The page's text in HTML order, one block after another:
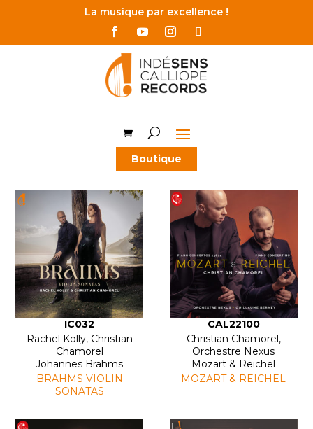
La musique par excellence !
Boutique
IC032
Rachel Kolly, Christian
Chamorel
Johannes Brahms
BRAHMS VIOLIN
SONATAS
CAL22100
Christian Chamorel,
Orchestre Nexus
Mozart & Reichel
MOZART & REICHEL